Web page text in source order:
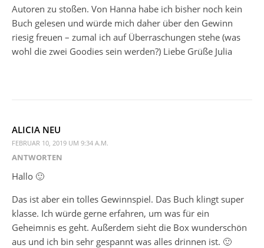
Autoren zu stoßen. Von Hanna habe ich bisher noch kein
Buch gelesen und würde mich daher über den Gewinn
riesig freuen – zumal ich auf Überraschungen stehe (was
wohl die zwei Goodies sein werden?) Liebe Grüße Julia
ALICIA NEU
FEBRUAR 10, 2019 UM 9:34 A.M.
ANTWORTEN
Hallo 🙂
Das ist aber ein tolles Gewinnspiel. Das Buch klingt super
klasse. Ich würde gerne erfahren, um was für ein
Geheimnis es geht. Außerdem sieht die Box wunderschön
aus und ich bin sehr gespannt was alles drinnen ist. 🙂